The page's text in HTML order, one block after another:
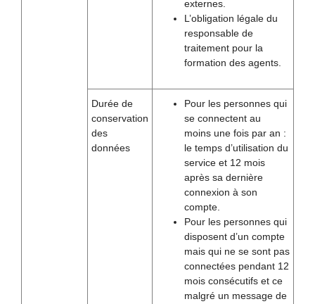
externes.
L’obligation légale du
responsable de
traitement pour la
formation des agents.
Durée de
conservation
des
données
Pour les personnes qui
se connectent au
moins une fois par an :
le temps d’utilisation du
service et 12 mois
après sa dernière
connexion à son
compte.
Pour les personnes qui
disposent d’un compte
mais qui ne se sont pas
connectées pendant 12
mois consécutifs et ce
malgré un message de